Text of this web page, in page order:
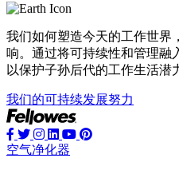
我们如何塑造今天的工作世界
响。通过将可持续性和管理融
以保护子孙后代的工作生活潜
我们的可持续发展努力
空气净化器